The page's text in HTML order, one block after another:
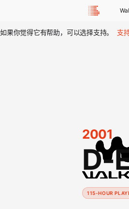
如果你觉得它有帮助，可以选择支持。 支
2001
D-
115-HOUR